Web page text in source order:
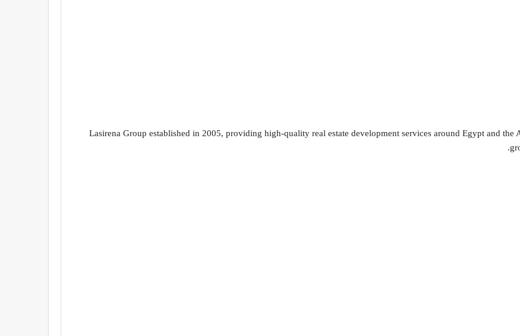
Lasirena Group established in 2005, providing high-quality real estate development services around Egypt and